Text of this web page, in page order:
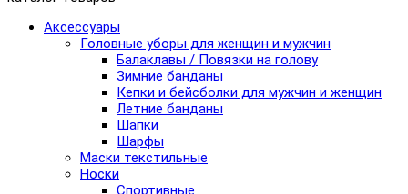
Аксессуары
Головные уборы для женщин и мужчин
Балаклавы / Повязки на голову
Зимние банданы
Кепки и бейсболки для мужчин и женщин
Летние банданы
Шапки
Шарфы
Маски текстильные
Носки
Спортивные